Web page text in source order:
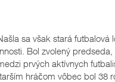
sa však stará
Bol zvolený
prvých aktívnych
hráčom vôbec bol 38